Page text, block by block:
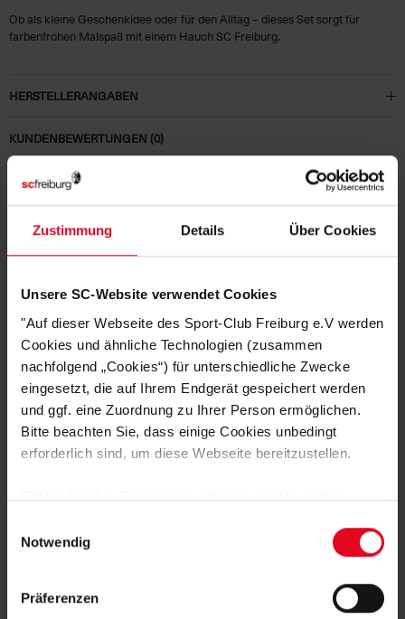
Zustimmung Details Über Cookies
Unsere SC-Website verwendet Cookies
"Auf dieser Webseite des Sport-Club Freiburg e.V werden
Cookies und ähnliche Technologien (zusammen
nachfolgend „Cookies“) für unterschiedliche Zwecke
eingesetzt, die auf Ihrem Endgerät gespeichert werden
und ggf. eine Zuordnung zu Ihrer Person ermöglichen.
Bitte beachten Sie, dass einige Cookies unbedingt
erforderlich sind, um diese Webseite bereitzustellen.
Sofern Sie Ihre Einwilligung erteilen, werden weitere
Daten von Ihnen (z.B. persönlichen Identifikatoren oder
IP-Adressen) verarbeitet werden. Durch Klicken auf den
Speicherung aller aufgeführten Cookies und der
Notwendig
Präferenzen
Ob als kleine Geschenkidee oder für den Alltag – dieses Set sorgt für
farbenfrohen Malspaß mit einem Hauch SC Freiburg.
HERSTELLERANGABEN
KUNDENBEWERTUNGEN (0)
Artikelnummer:
Logistiknummer: EM001528-001
DAS KÖNNTE DIR AUCH
GEFALLEN